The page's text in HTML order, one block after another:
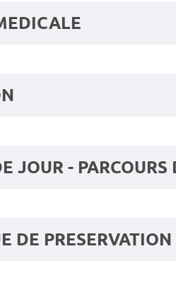
JOUR - PARCOURS
DE